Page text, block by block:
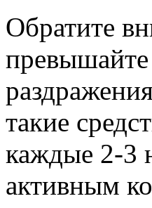
Обратите
такие
каждые 2-3
активным